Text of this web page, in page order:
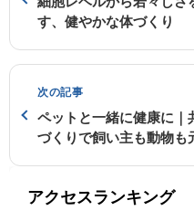
す、健やかな体づくり
次の記事
ペットと一緒に健康に
づくりで飼い主も動物も
アクセスランキング